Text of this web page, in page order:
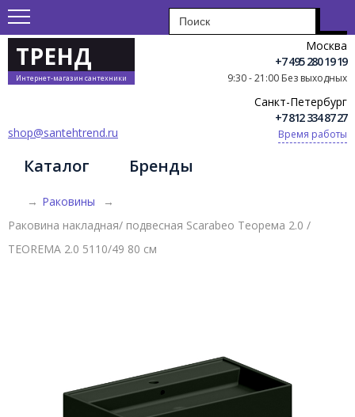
ТРЕНД
Интернет-магазин сантехники
Москва
+7 495 280 19 19
9:30 - 21:00 Без выходных
Санкт-Петербург
+7 812 334 87 27
Время работы
shop@santehtrend.ru
Каталог Бренды
→ Раковины
→
Раковина накладная/ подвесная Scarabeo Теорема 2.0 /
TEOREMA 2.0 5110/49 80 см